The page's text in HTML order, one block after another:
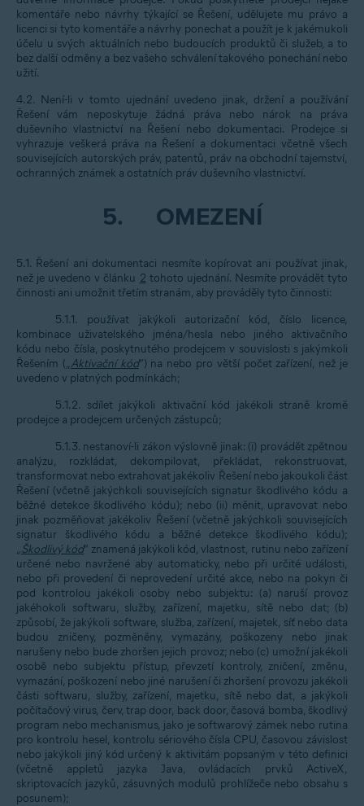
komentáře nebo návrhy týkající se Řešení, udělujete mu právo a
licenci si tyto komentáře a návrhy ponechat a použít je k jakémukoli
účelu u svých aktuálních nebo budoucích produktů či služeb, a to
bez další odměny a bez vašeho schválení takového ponechání nebo
užití.
4.2. Není-li v tomto ujednání uvedeno jinak, držení a používání
Řešení vám neposkytuje žádná práva nebo nárok na práva
duševního vlastnictví na Řešení nebo dokumentaci. Prodejce si
vyhrazuje veškerá práva na Řešení a dokumentaci včetně všech
souvisejících autorských práv, patentů, práv na obchodní tajemství,
ochranných známek a ostatních práv duševního vlastnictví.
5. OMEZENÍ
5.1. Řešení ani dokumentaci nesmíte kopírovat ani používat jinak,
než je uvedeno v článku 2 tohoto ujednání. Nesmíte provádět tyto
činnosti ani umožnit třetím stranám, aby prováděly tyto činnosti:
5.1.1. používat jakýkoli autorizační kód, číslo licence,
kombinace uživatelského jména/hesla nebo jiného aktivačního
kódu nebo čísla, poskytnutého prodejcem v souvislosti s jakýmkoli
Řešením („Aktivační kód“) na nebo pro větší počet zařízení, než je
uvedeno v platných podmínkách;
5.1.2. sdílet jakýkoli aktivační kód jakékoli straně kromě
prodejce a prodejcem určených zástupců;
5.1.3. nestanoví-li zákon výslovně jinak: (i) provádět zpětnou
analýzu, rozkládat, dekompilovat, překládat, rekonstruovat,
transformovat nebo extrahovat jakékoliv Řešení nebo jakoukoli část
Řešení (včetně jakýchkoli souvisejících signatur škodlivého kódu a
běžné detekce škodlivého kódu); nebo (ii) měnit, upravovat nebo
jinak pozměňovat jakékoliv Řešení (včetně jakýchkoli souvisejících
signatur škodlivého kódu a běžné detekce škodlivého kódu);
„Škodlivý kód“ znamená jakýkoli kód, vlastnost, rutinu nebo zařízení
určené nebo navržené aby automaticky, nebo při určité události,
nebo při provedení či neprovedení určité akce, nebo na pokyn či
pod kontrolou jakékoli osoby nebo subjektu: (a) naruší provoz
jakéhokoli softwaru, služby, zařízení, majetku, sítě nebo dat; (b)
způsobí, že jakýkoli software, služba, zařízení, majetek, síť nebo data
budou zničeny, pozměněny, vymazány, poškozeny nebo jinak
narušeny nebo bude zhoršen jejich provoz; nebo (c) umožní jakékoli
osobě nebo subjektu přístup, převzetí kontroly, zničení, změnu,
vymazání, poškození nebo jiné narušení či zhoršení provozu jakékoli
části softwaru, služby, zařízení, majetku, sítě nebo dat, a jakýkoli
počítačový virus, červ, trap door, back door, časová bomba, škodlivý
program nebo mechanismus, jako je softwarový zámek nebo rutina
pro kontrolu hesel, kontrolu sériového čísla CPU, časovou závislost
nebo jakýkoli jiný kód určený k aktivitám popsaným v této definici
(včetně appletů jazyka Java, ovládacích prvků ActiveX,
skriptovacích jazyků, zásuvných modulů prohlížeče nebo obsahu s
posunem);